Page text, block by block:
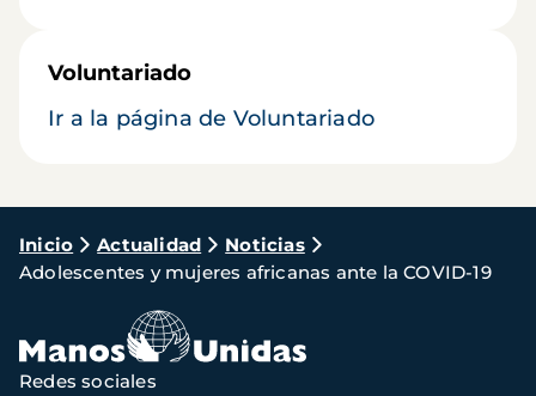
Voluntariado
Ir a la página de Voluntariado
Ruta
de
navegación
Inicio Actualidad
Noticias
Adolescentes y mujeres africanas ante la COVID-19
Redes sociales